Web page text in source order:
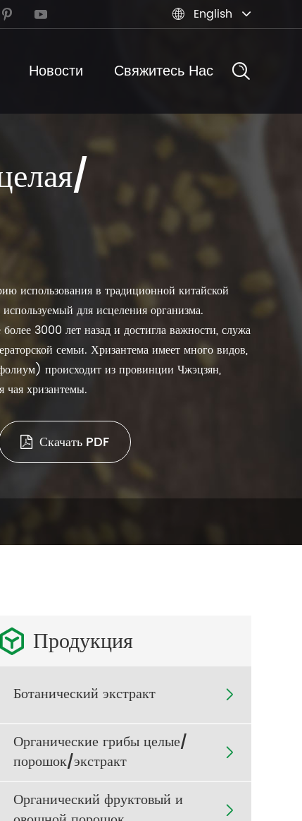
   English
Новости Свяжитесь Нас
использования в традиционной китайской
для исцеления организма.
3000 лет назад и достигла важности, служа
семьи. Хризантема имеет много видов,
происходит из провинции Чжэцзян,
чая хризантемы.
Скачать PDF
 Продукция
Ботанический экстракт 
Органические грибы целые/
порошок/экстракт

Органический фруктовый и
